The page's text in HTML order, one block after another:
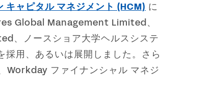
ャピタル マネジメント (HCM) に
Global Management Limited、
、ノースショア大学ヘルスシステ
用、あるいは展開しました。さら
ファイナンシャル マネジ